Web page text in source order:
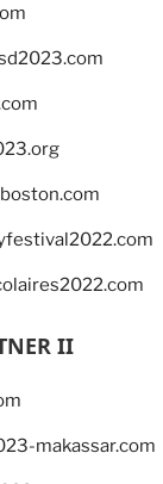
II
makassar.com